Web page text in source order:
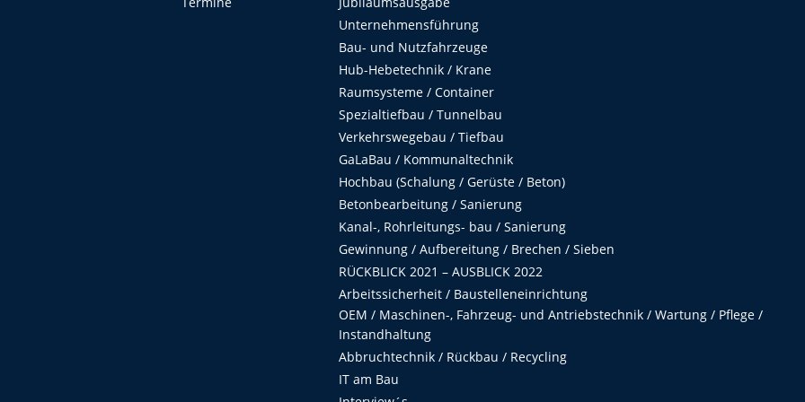
Unternehmensführung
Bau- und Nutzfahrzeuge
Hub-Hebetechnik / Krane
Raumsysteme / Container
Spezialtiefbau / Tunnelbau
Verkehrswegebau / Tiefbau
GaLaBau / Kommunaltechnik
Hochbau (Schalung / Gerüste / Beton)
Betonbearbeitung / Sanierung
Kanal-, Rohrleitungs- bau / Sanierung
Gewinnung / Aufbereitung / Brechen / Sieben
RÜCKBLICK 2021 – AUSBLICK 2022
Arbeitssicherheit / Baustelleneinrichtung
OEM / Maschinen-, Fahrzeug- und Antriebstechnik / Wartung / Pflege /
Instandhaltung
Abbruchtechnik / Rückbau / Recycling
IT am Bau